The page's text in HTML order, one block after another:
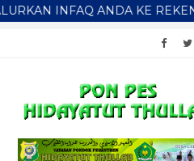
INFAQ ANDA KE REKENING